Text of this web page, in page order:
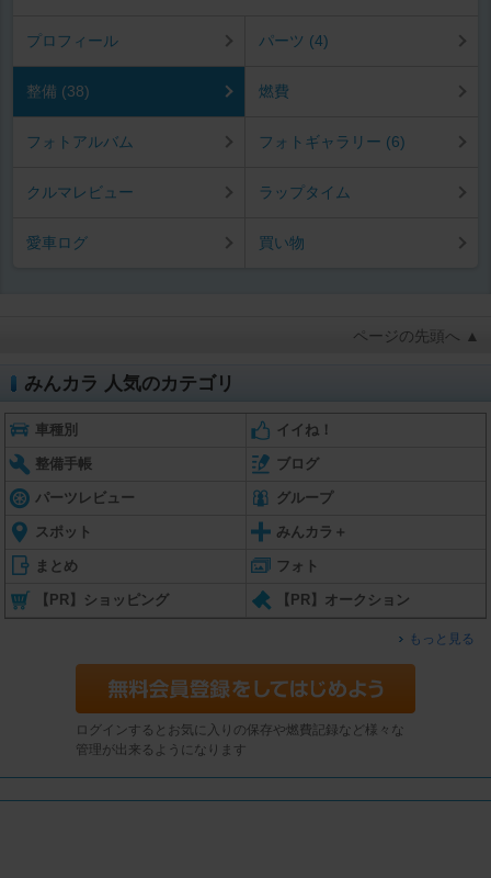
プロフィール パーツ (4)
整備 (38) 燃費
フォトアルバム フォトギャラリー (6)
クルマレビュー ラップタイム
愛車ログ 買い物
ページの先頭へ ▲
みんカラ 人気のカテゴリ
車種別 イイね！
整備手帳 ブログ
パーツレビュー グループ
スポット みんカラ＋
まとめ フォト
【PR】ショッピング 【PR】オークション
もっと見る
ログインするとお気に入りの保存や燃費記録など様々な
管理が出来るようになります